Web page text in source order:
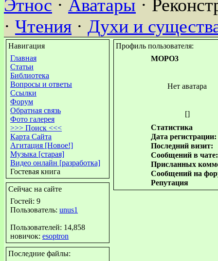
Этнос · Аватары ·
· Чтения · Духи и
Навигация
Главная
Статьи
Библиотека
Вопросы и ответы
Ссылки
Форум
Обратная связь
Фото галерея
>>> Поиск <<<
Карта Сайта
Агитация [Новое!]
Музыка [старая]
Видео онлайн [разработка]
Гостевая книга
Сейчас на сайте
Гостей: 9
Пользователь: unus1
Пользователей: 14,858
новичок: esoptron
Последние файлы:
Профиль пользователя:
MOPO3
Нет аватара
[]
Статистика
Дата регистрации:
Последний визит:
Сообщений в чате:
Присланных
Сообщений на
Репутация